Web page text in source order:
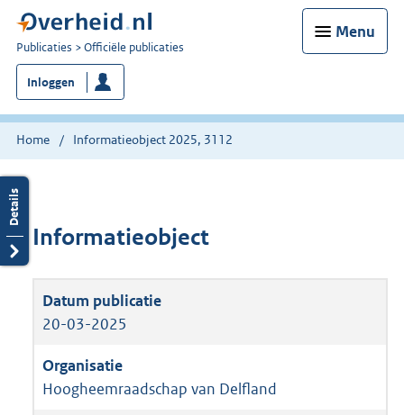
Menu
U
bent
nu
hier:
Publicaties Officiële publicaties
Inloggen
Home Informatieobject 2025, 3112
Informatieobject
20-03-2025
Hoogheemraadschap van Delfland